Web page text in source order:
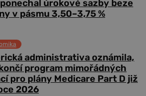
ponechal úrokové sazby beze
v pásmu 3,50–3,75 %
administrativa oznámila,
program mimořádných
pro plány Medicare Part D již
2026